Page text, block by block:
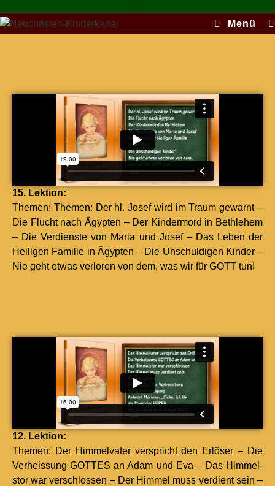
Menü
15. Lek­tion:
The­men: The­men: Der hl. Josef wird im Traum gewarnt –
Die Flucht nach Ägypten – Der Kin­der­mord in Beth­le­hem
– Die Ver­di­en­ste von Maria und Josef – Das Leben der
Heili­gen Fam­i­lie in Ägypten – Die Unschuldigen Kinder –
Nie geht etwas ver­loren von dem, was wir für GOTT tun!
12. Lek­tion:
The­men: Der Him­mel­vater ver­spricht den Erlös­er – Die
Ver­heis­sung GOTTES an Adam und Eva – Das Him­mel­
stor war ver­schlossen – Der Him­mel muss ver­di­ent sein –